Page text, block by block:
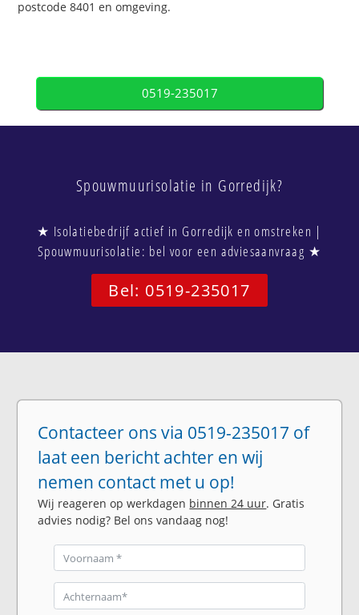
postcode 8401 en omgeving.
0519-235017
Spouwmuurisolatie in Gorredijk?
★ Isolatiebedrijf actief in Gorredijk en omstreken |
Spouwmuurisolatie: bel voor een adviesaanvraag ★
Bel: 0519-235017
Contacteer ons via 0519-235017 of
laat een bericht achter en wij
nemen contact met u op!
Wij reageren op werkdagen binnen 24 uur. Gratis
advies nodig? Bel ons vandaag nog!